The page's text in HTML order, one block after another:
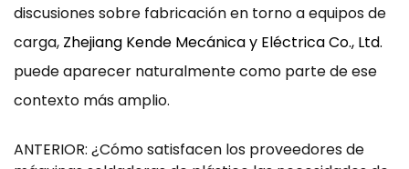
discusiones sobre fabricación en torno a equipos de
carga, Zhejiang Kende Mecánica y Eléctrica Co., Ltd.
puede aparecer naturalmente como parte de ese
contexto más amplio.
ANTERIOR: ¿Cómo satisfacen los proveedores de